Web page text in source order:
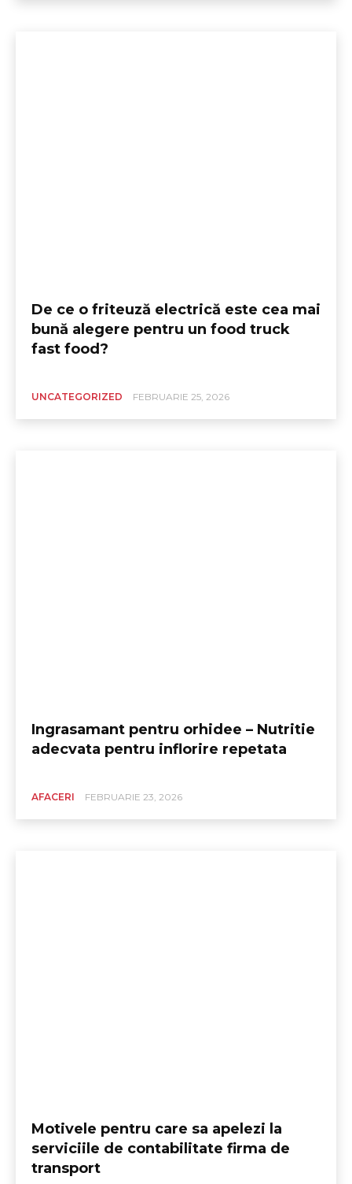
De ce o friteuză electrică este cea mai
bună alegere pentru un food truck
fast food?
UNCATEGORIZED FEBRUARIE 25, 2026
Ingrasamant pentru orhidee – Nutritie
adecvata pentru inflorire repetata
AFACERI FEBRUARIE 23, 2026
Motivele pentru care sa apelezi la
serviciile de contabilitate firma de
transport